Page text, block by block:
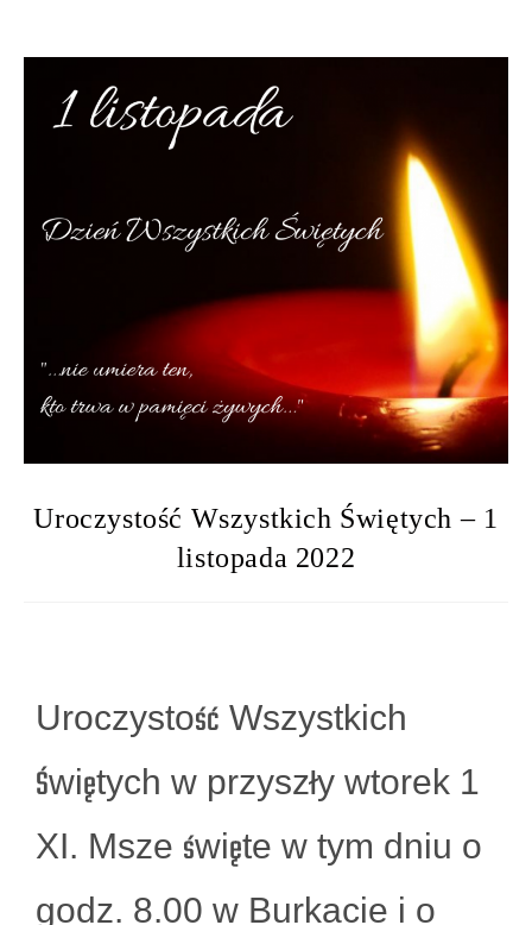
Uroczystość Wszystkich Świętych – 1
listopada 2022
Uroczystość Wszystkich
Świętych w przyszły wtorek 1
XI. Msze święte w tym dniu o
godz. 8.00 w Burkacie i o